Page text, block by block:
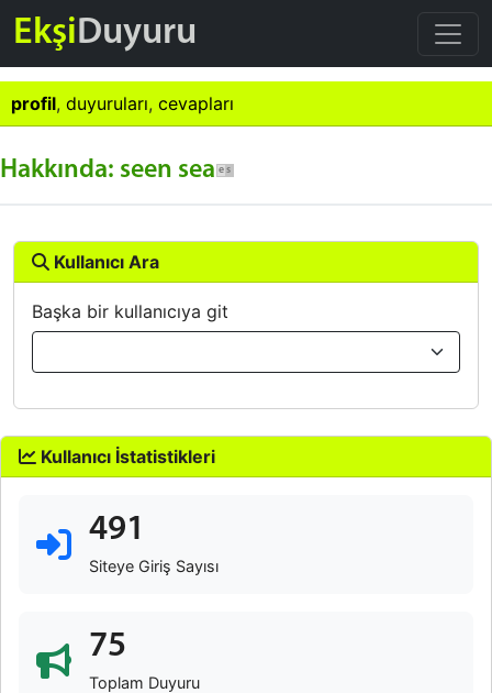
EkşiDuyuru
profil, duyuruları, cevapları
Hakkında: seen sea
Kullanıcı Ara
Başka bir kullanıcıya git
Kullanıcı İstatistikleri
491
Siteye Giriş Sayısı
75
Toplam Duyuru